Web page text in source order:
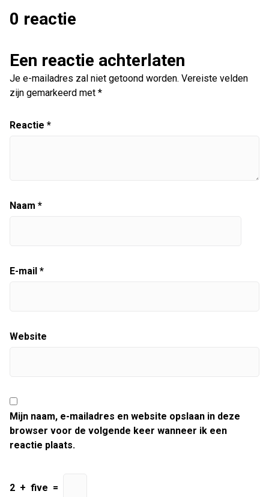
0 reactie
Een reactie achterlaten
Je e-mailadres zal niet getoond worden. Vereiste velden
zijn gemarkeerd met *
Reactie *
Naam *
E-mail *
Website
Mijn naam, e-mailadres en website opslaan in deze
browser voor de volgende keer wanneer ik een
reactie plaats.
2 + five =